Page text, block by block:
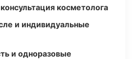
косметолога
и индивидуальные
и одноразовые